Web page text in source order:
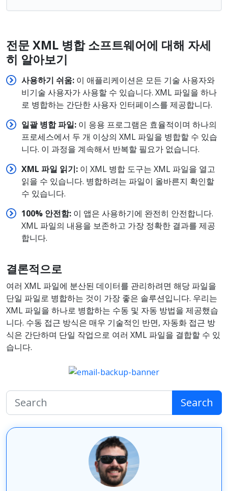
전문XML 병합 소프트웨어에 대해 자세
히 알아보기
사용하기 쉬움: 이 애플리케이션은 모든 기술 사용자와
비기술 사용자가 사용할 수 있습니다. XML 파일을 하나
로 병합하는 간단한 사용자 인터페이스를 제공합니다.
일괄 병합파일: 이 응용 프로그램은 효율적이며 하나의
프로세스에서 두 개 이상의 XML 파일을 병합할 수 있습
니다. 이 과정을 계속해서 반복할 필요가 없습니다.
XML 파일 읽기: 이 XML 병합 도구는 XML 파일을 열고
읽을 수 있습니다. 병합하려는 파일이 올바른지 확인할
수 있습니다.
100% 안전함: 이 앱은 사용하기에 완전히 안전합니다.
XML 파일의 내용을 보존하고 가장 정확한 결과를 제공
합니다.
결론적으로
여러 XML 파일에 분산된 데이터를 관리하려면 해당 파일을
단일 파일로 병합하는 것이 가장 좋은 솔루션입니다. 우리는
XML 파일을 하나로 병합하는 수동 및 자동 방법을 제공했습
니다. 수동 접근 방식은 매우 기술적인 반면, 자동화 접근 방
식은 간단하며 단일 작업으로 여러 XML 파일을 결합할 수 있
습니다.
Search